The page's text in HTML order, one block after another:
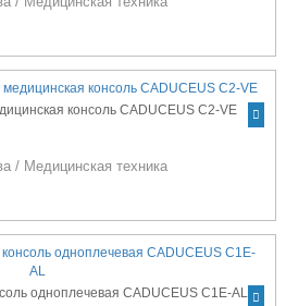
консоль CADUCEUS C2-VE
/ Медицинская техника
одноплечевая CADUCEUS C1E-AL